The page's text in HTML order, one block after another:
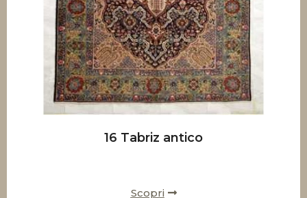
16 Tabriz antico
Scopri